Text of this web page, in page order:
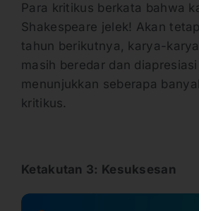
Para kritikus berkata bahwa
Shakespeare jelek! Akan
tahun berikutnya, karya-
masih beredar dan
menunjukkan seberapa
kritikus.
Ketakutan 3: Kesuksesan